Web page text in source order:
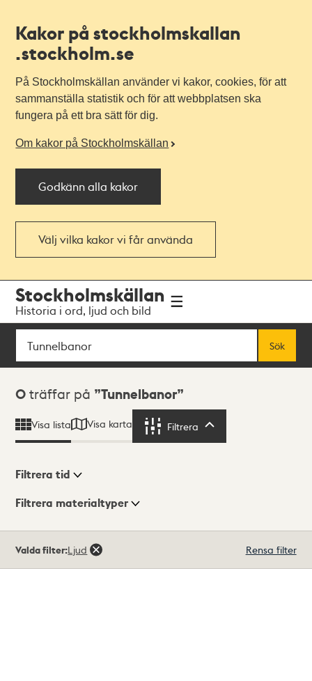
Kakor på stockholmskallan
.stockholm.se
På Stockholmskällan använder vi kakor, cookies, för att
sammanställa statistik och för att webbplatsen ska
fungera på ett bra sätt för dig.
Om kakor på Stockholmskällan
Godkänn alla kakor
Välj vilka kakor vi får använda
navigationen
huvudinnehållet
Stockholmskällan
Historia i ord, ljud och bild
Sök
Sök
Sökresultat
0 träffar på Tunnelbanor
Visa lista Visa karta Filtrera
Visningsläge
Filtrera tid
Filtrera materialtyper
träffar
Valda filter:Ljud Rensa filter